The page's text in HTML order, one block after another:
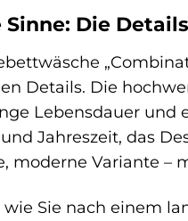
Sinne: Die
Details. Die
Lebensdauer und
Jahreszeit, das
moderne Variante –
wie Sie nach einem